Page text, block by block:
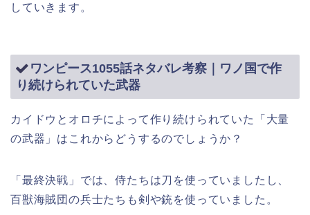
していきます。
ワンピース1055話ネタバレ考察｜ワノ国で作
り続けられていた武器
カイドウとオロチによって作り続けられていた「大量
の武器」はこれからどうするのでしょうか？
「最終決戦」では、侍たちは刀を使っていましたし、
百獣海賊団の兵士たちも剣や銃を使っていました。